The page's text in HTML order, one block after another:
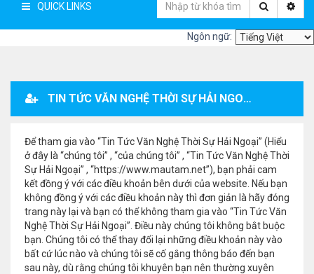
QUICK LINKS
Ngôn ngữ:
TIN TỨC VĂN NGHỆ THỜI SỰ HẢI NGOẠI - ĐĂNG KÝ THÀNH VIÊN
Để tham gia vào “Tin Tức Văn Nghệ Thời Sự Hải Ngoại” (Hiểu
ở đây là “chúng tôi” , “của chúng tôi” , “Tin Tức Văn Nghệ Thời
Sự Hải Ngoại” , “https://www.mautam.net”), bạn phải cam
kết đồng ý với các điều khoản bên dưới của website. Nếu bạn
không đồng ý với các điều khoản này thì đơn giản là hãy đóng
trang này lại và bạn có thể không tham gia vào “Tin Tức Văn
Nghệ Thời Sự Hải Ngoại”. Điều này chúng tôi không bắt buộc
bạn. Chúng tôi có thể thay đổi lại những điều khoản này vào
bất cứ lúc nào và chúng tôi sẽ cố gắng thông báo đến bạn
sau này, dù rằng chúng tôi khuyên bạn nên thường xuyên